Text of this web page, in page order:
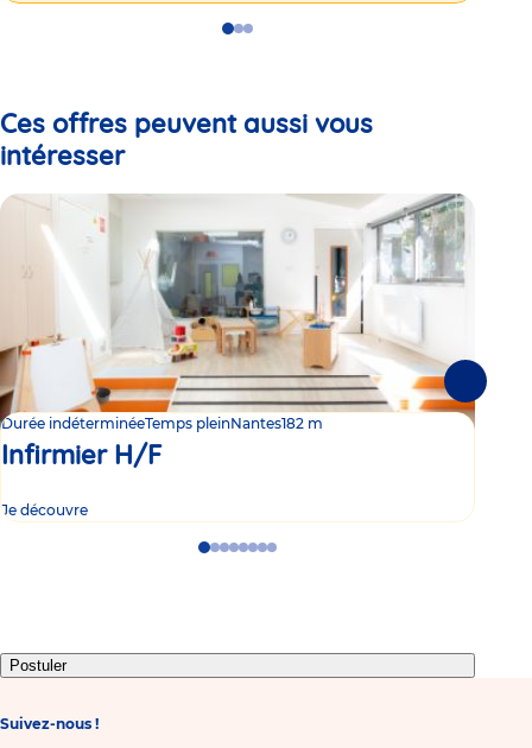
GoGoGo
Ces offres peuvent aussi vous
intéresser
Durée indéterminéeTemps pleinNantes182 m
Infirmier H/F
Je découvre
GoGoGoGoGoGo
GoGo
Postuler
Suivez-nous !